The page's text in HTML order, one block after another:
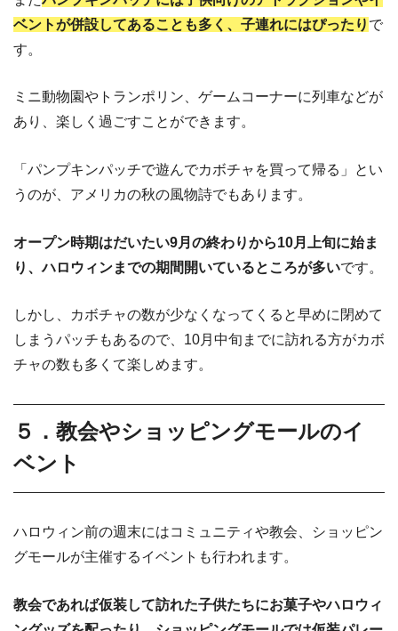
ベントが併設してあることも多く、子連れにはぴったり で
す。
ミニ動物園やトランポリン、ゲームコーナーに列車などが
あり、楽しく過ごすことができます。
「パンプキンパッチで遊んでカボチャを買って帰る」とい
うのが、アメリカの秋の風物詩でもあります。
オープン時期はだいたい9月の終わりから10月上旬に始ま
り、ハロウィンまでの期間開いているところが多いです。
しかし、カボチャの数が少なくなってくると早めに閉めて
しまうパッチもあるので、10月中旬までに訪れる方がカボ
チャの数も多くて楽しめます。
５．教会やショッピングモールのイ
ベント
ハロウィン前の週末にはコミュニティや教会、ショッピン
グモールが主催するイベントも行われます。
教会であれば仮装して訪れた子供たちにお菓子やハロウィ